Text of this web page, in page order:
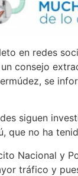
en redes
consejo
se
siguen
que no ha
Nacional y
tráfico y